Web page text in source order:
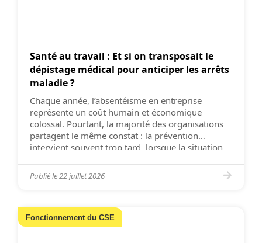
Santé au travail : Et si on transposait le
dépistage médical pour anticiper les arrêts
maladie ?
Chaque année, l’absentéisme en entreprise
représente un coût humain et économique
colossal. Pourtant, la majorité des organisations
partagent le même constat : la prévention
intervient souvent trop tard, lorsque la situation
posé. Face à cette approche réactive, une
innovation française s’inspire de la médecine
Publié le22 juillet 2026
Fonctionnement du CSE